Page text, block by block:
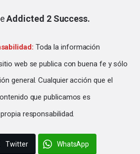
Addicted 2 Success.
Toda la información
web se publica con buena fe y sólo
general. Cualquier acción que el
que publicamos es
responsabilidad.
Twitter WhatsApp